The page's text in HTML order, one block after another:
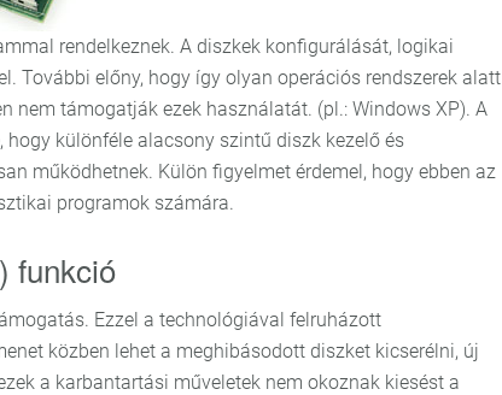
rendelkeznek. A diszkek konfigurálását, logikai
További előny, hogy így olyan operációs rendszerek alatt
nem támogatják ezek használatát. (pl.: Windows XP). A
különféle alacsony szintű diszk kezelő és
működhetnek. Külön figyelmet érdemel, hogy ebben az
programok számára.
funkció
Ezzel a technológiával felruházott
közben lehet a meghibásodott diszket kicserélni, új
a karbantartási műveletek nem okoznak kiesést a